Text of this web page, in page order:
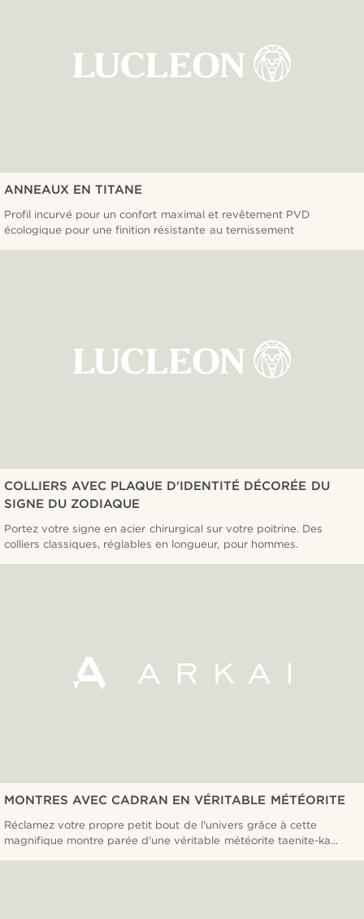
ANNEAUX EN TITANE
Profil incurvé pour un confort maximal et revêtement PVD
écologique pour une finition résistante au ternissement
COLLIERS AVEC PLAQUE D'IDENTITÉ DÉCORÉE DU
SIGNE DU ZODIAQUE
Portez votre signe en acier chirurgical sur votre poitrine. Des
colliers classiques, réglables en longueur, pour hommes.
MONTRES AVEC CADRAN EN VÉRITABLE MÉTÉORITE
Réclamez votre propre petit bout de l'univers grâce à cette
magnifique montre parée d'une véritable météorite taenite-ka...